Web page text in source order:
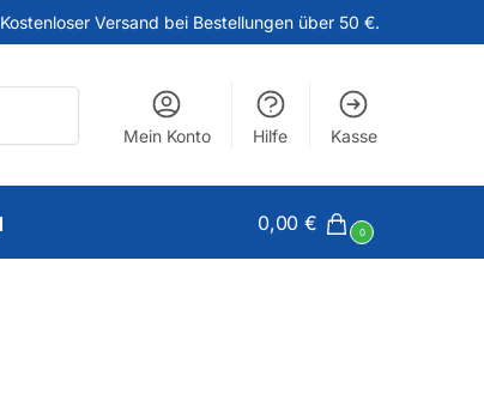
Kostenloser Versand bei Bestellungen über 50 €.
Mein Konto Hilfe Kasse
0,00€ 0